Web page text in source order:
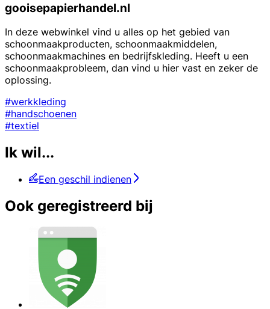
gooisepapierhandel.nl
In deze webwinkel vind u alles op het gebied van
schoonmaakproducten, schoonmaakmiddelen,
schoonmaakmachines en bedrijfskleding. Heeft u een
schoonmaakprobleem, dan vind u hier vast en zeker de
oplossing.
#werkkleding
#handschoenen
#textiel
Ik wil...
Een geschil indienen
Ook geregistreerd bij